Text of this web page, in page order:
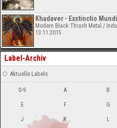
Khadaver - Exstinctio Mundi
Modern Black Thrash Metal /
13.11.2015
Label-Archiv
Aktuelle Labels
0-9 A B
E
F G
J
K L